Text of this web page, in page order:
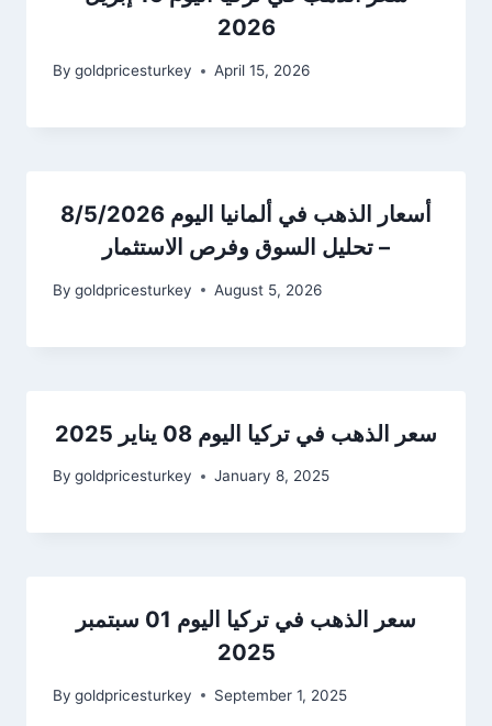
2026
By goldpricesturkey April 15, 2026
أسعار الذهب في ألمانيا اليوم 8/5/2026
– تحليل السوق وفرص الاستثمار
By goldpricesturkey August 5, 2026
سعر الذهب في تركيا اليوم 08 يناير 2025
By goldpricesturkey January 8, 2025
سعر الذهب في تركيا اليوم 01 سبتمبر
2025
By goldpricesturkey September 1, 2025